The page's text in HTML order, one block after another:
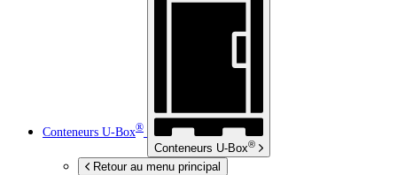
Conteneurs U-Box®
Conteneurs U-Box®
Retour au menu principal